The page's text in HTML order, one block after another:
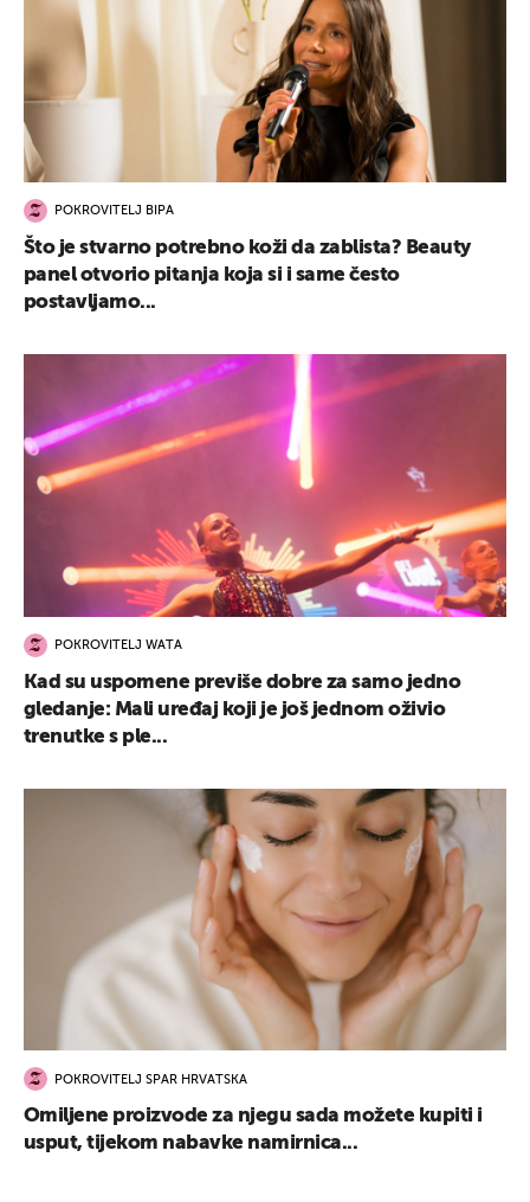
POKROVITELJ BIPA
Što je stvarno potrebno koži da zablista? Beauty
panel otvorio pitanja koja si i same često
postavljamo...
POKROVITELJ WATA
Kad su uspomene previše dobre za samo jedno
gledanje: Mali uređaj koji je još jednom oživio
trenutke s ple...
POKROVITELJ SPAR HRVATSKA
Omiljene proizvode za njegu sada možete kupiti i
usput, tijekom nabavke namirnica...